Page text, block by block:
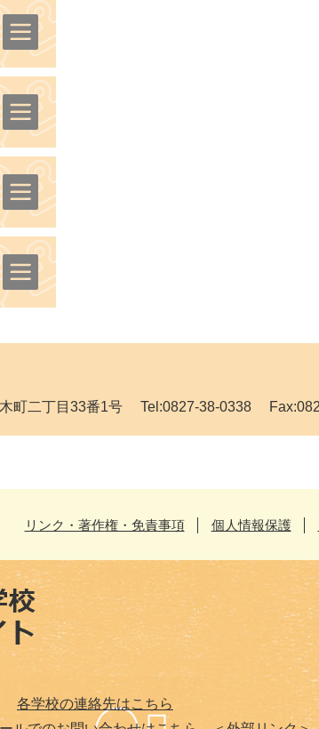
町二丁目33番1号 Tel:0827-38-0338
リンク・著作権・免責事項 個人情報保護
各学校の連絡先はこちら